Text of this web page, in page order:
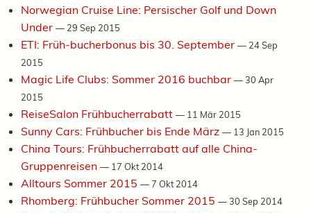
Norwegian Cruise Line: Persischer Golf und Down
Under — 29 Sep 2015
ETI: Früh-bucherbonus bis 30. September — 24 Sep
2015
Magic Life Clubs: Sommer 2016 buchbar —30 Apr
2015
ReiseSalon Frühbucherrabatt — 11 Mär 2015
Sunny Cars: Frühbucher bis Ende März — 13 Jan 2015
China Tours: Frühbucherrabatt auf alle China-
Gruppenreisen — 17 Okt 2014
Alltours Sommer 2015 —7 Okt 2014
Rhomberg: Frühbucher Sommer 2015 —30 Sep 2014